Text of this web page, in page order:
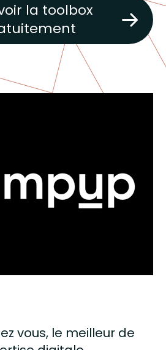
la toolbox
vous, le meilleur de